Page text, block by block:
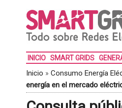
INICIO SMART GRIDS
Inicio » Consumo Energía
energía en el mercado